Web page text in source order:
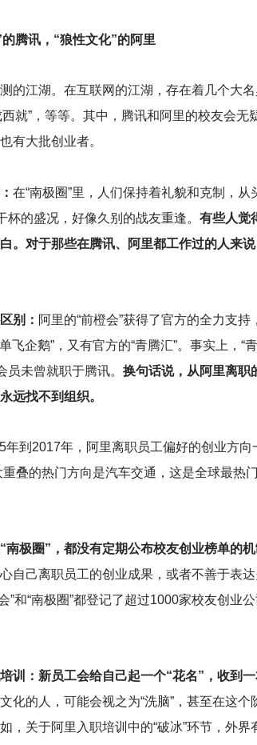
腾讯，“狼性文化”的阿里
江湖。在互联网的江湖，存在着几个大名
西就”，等等。其中，腾讯和阿里的校友会
有大批创业者。
在“南极圈”里，人们保持着礼貌和克制，
的盛况，好像久别的战友重逢。 有些人觉
。对于那些在腾讯、阿里都工作过的人来
别： 阿里的“前橙会”获得了官方的全力支
飞企鹅”，又有官方的“青腾汇”。事实上，“
未曾就职于腾讯。 换句话说，从阿里离职
远找不到组织。
年到2017年，阿里离职员工偏好的创业方
叠的热门方向是汽车交通，这是全球最热
极圈”，都没有定期公布校友创业榜单的
自己离职员工的创业成果，或者不善于表
和“南极圈”都登记了超过1000家校友创业
：新员工会给自己起一个“花名”，收到一
化的人，可能会视之为“洗脑”，甚至在这
关于阿里入职培训中的“破冰”环节，外